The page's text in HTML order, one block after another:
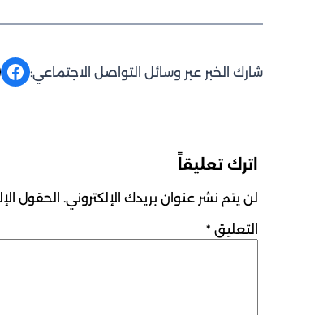
شارك الخبر عبر وسائل التواصل الاجتماعي: Share on Facebook
اترك تعليقاً
لن يتم نشر عنوان بريدك الإلكتروني. الحقول
التعليق *